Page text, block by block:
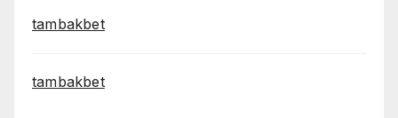
tambakbet
tambakbet